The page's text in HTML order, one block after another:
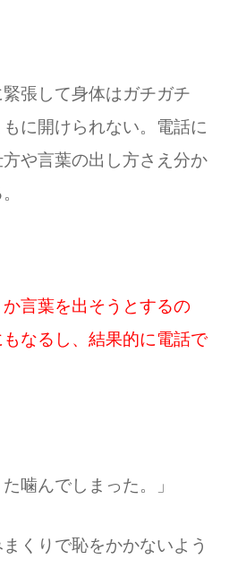
張して身体はガチガチ
に開けられない。
電話に
や言葉の出し方さえ分か
言葉を出そうとするの
なるし、結果的に電話で
噛んでしまった。」
まくりで恥をかかないよう